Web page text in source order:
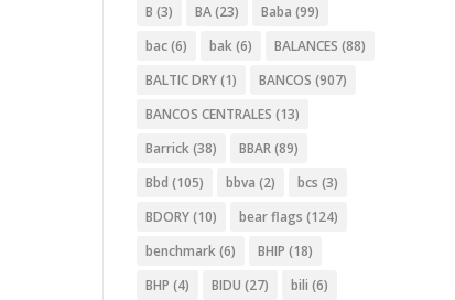
B (3) BA(23) Baba (99)
bac(6) bak(6) BALANCES (88)
BALTIC DRY(1) BANCOS (907)
BANCOS CENTRALES (13)
Barrick(38) BBAR(89)
Bbd (105) bbva (2) bcs (3)
BDORY(10) bear flags (124)
benchmark(6) BHIP (18)
BHP (4) BIDU (27) bili (6)